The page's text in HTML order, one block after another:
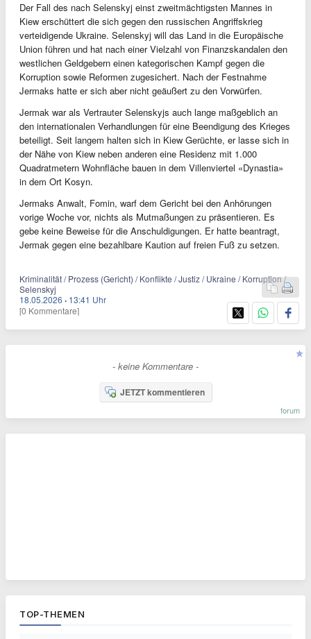
Der Fall des nach Selenskyj einst zweitmächtigsten Mannes in
Kiew erschüttert die sich gegen den russischen Angriffskrieg
verteidigende Ukraine. Selenskyj will das Land in die Europäische
Union führen und hat nach einer Vielzahl von Finanzskandalen den
westlichen Geldgebern einen kategorischen Kampf gegen die
Korruption sowie Reformen zugesichert. Nach der Festnahme
Jermaks hatte er sich aber nicht geäußert zu den Vorwürfen.
Jermak war als Vertrauter Selenskyjs auch lange maßgeblich an
den internationalen Verhandlungen für eine Beendigung des Krieges
beteiligt. Seit langem halten sich in Kiew Gerüchte, er lasse sich in
der Nähe von Kiew neben anderen eine Residenz mit 1.000
Quadratmetern Wohnfläche bauen in dem Villenviertel «Dynastia»
in dem Ort Kosyn.
Jermaks Anwalt, Fomin, warf dem Gericht bei den Anhörungen
vorige Woche vor, nichts als Mutmaßungen zu präsentieren. Es
gebe keine Beweise für die Anschuldigungen. Er hatte beantragt,
Jermak gegen eine bezahlbare Kaution auf freien Fuß zu setzen.
Kriminalität / Prozess (Gericht) / Konflikte / Justiz / Ukraine / Korruption /
Selenskyj
18.05.2026 · 13:41 Uhr
[0 Kommentare]
- keine Kommentare -
JETZT kommentieren
forum
TOP-THEMEN